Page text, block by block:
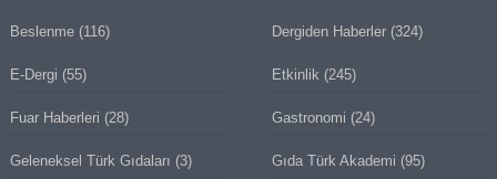
Beslenme(116) Dergiden Haberler (324)
E-Dergi (55) Etkinlik (245)
Fuar Haberleri (28) Gastronomi (24)
Geleneksel Türk Gıdaları (3) Gıda Türk Akademi (95)